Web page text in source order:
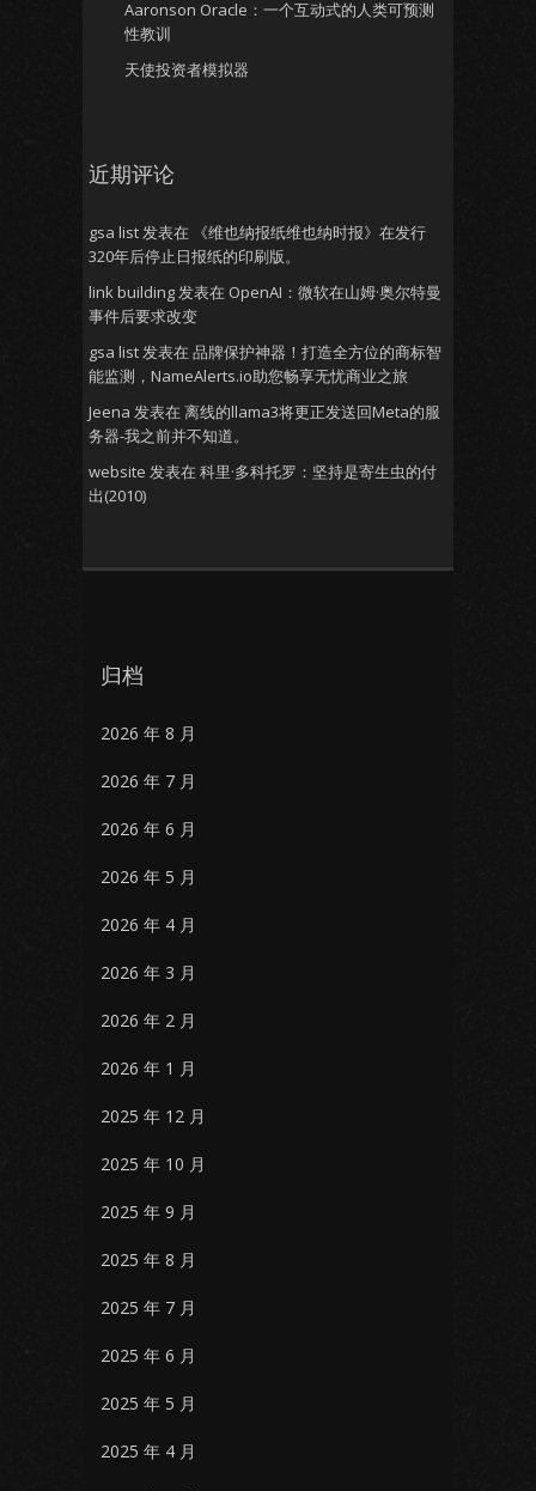
Aaronson Oracle：一个互动式的人类可预测
性教训
天使投资者模拟器
近期评论
gsa list发表在
《维也纳报纸维也纳时报》在发行
320年后停止日报纸的印刷版。
link building发表在 OpenAI：微软在山姆·奥尔特曼
事件后要求改变
gsa list发表在 品牌保护神器！打造全方位的商标智
能监测，NameAlerts.io助您畅享无忧商业之旅
Jeena 发表在 离线的llama3将更正发送回Meta的服
务器-我之前并不知道。
website 发表在 科里·多科托罗：坚持是寄生虫的付
出(2010)
归档
2026 年 8 月
2026 年 7 月
2026 年 6 月
2026 年 5 月
2026 年 4 月
2026 年 3 月
2026 年 2 月
2026 年 1 月
2025 年 12 月
2025 年 10 月
2025 年 9 月
2025 年 8 月
2025 年 7 月
2025 年 6 月
2025 年 5 月
2025 年 4 月